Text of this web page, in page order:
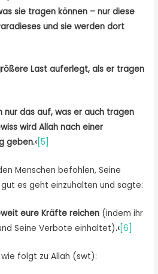
sie tragen können – nur diese
und sie werden dort
Last auferlegt, als er tragen
nur das auf, was er auch tragen
wird Allah nach einer
geben.‹ [5]
Menschen befohlen, Seine
es geht einzuhalten und sagte:
eure Kräfte reichen (indem ihr
Seine Verbote einhaltet).‹[6]
folgt zu Allah (swt):